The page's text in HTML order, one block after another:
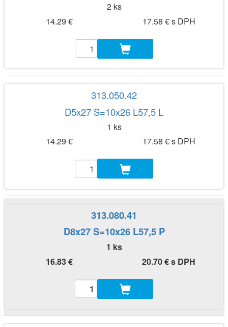
2 ks
14.29 €
17.58 € s DPH
313.050.42
D5x27 S=10x26 L57,5 L
1 ks
14.29 €
17.58 € s DPH
313.080.41
D8x27 S=10x26 L57,5 P
1 ks
16.83 €
20.70 € s DPH